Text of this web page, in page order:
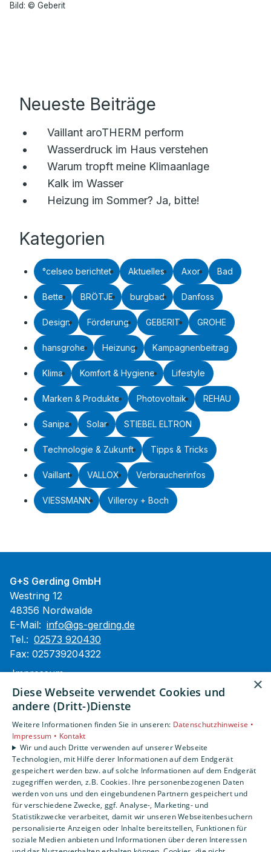
Bild: © Geberit
Neueste Beiträge
Vaillant aroTHERM perform
Wasserdruck im Haus verstehen
Warum tropft meine Klimaanlage
Kalk im Wasser
Heizung im Sommer? Ja, bitte!
Kategorien
°celseo berichtet Aktuelles Axor Bad
Bette BRÖTJE burgbad Danfoss
Design Förderung GEBERIT GROHE
hansgrohe Heizung Kampagnenbeitrag
Klima Komfort & Hygiene Lifestyle
Marken & Produkte Photovoltaik REHAU
Sanipa Solar STIEBEL ELTRON
Technologie & Zukunft Tipps & Tricks
Vaillant VALLOX Verbraucherinfos
VIESSMANN Villeroy + Boch
G+S Gerding GmbH
Westring 12
48356 Nordwalde
E-Mail: info@gs-gerding.de
Tel.: 02573 920430
Fax: 025739204322
Impressum
Barrierefreiheitserklärung
Datenschutzerklärung
Unsere Bereiche
Privatkunden
Gewerbekunden
Karriere
Unternehmen
Kontakt
×
Diese Webseite verwendet Cookies und
andere (Dritt-)Dienste
Weitere Informationen finden Sie in unseren: Datenschutzhinweise •
Impressum • Kontakt
Wir und auch Dritte verwenden auf unserer Webseite
Technologien, mit Hilfe derer Informationen auf dem Endgerät
gespeichert werden bzw. auf solche Informationen auf dem Endgerät
zugegriffen werden, z.B. Cookies. Ihre personenbezogenen Daten
werden von uns und den eingebundenen Partnern gespeichert und
für verschiedene Zwecke, ggf. Analyse-, Marketing- und
Statistikzwecke verarbeitet, damit wir unseren Webseitenbesuchern
personalisierte Anzeigen oder Inhalte bereitstellen, Funktionen für
soziale Medien anbieten und Informationen über deren Interessen